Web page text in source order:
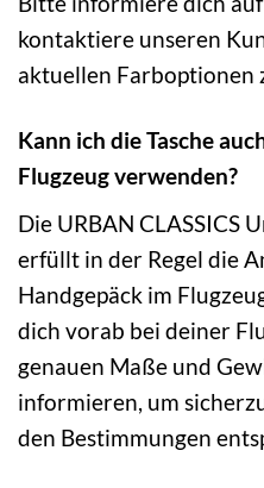
kontaktiere unseren
aktuellen Farboptionen
Kann ich die Tasche
Flugzeug verwenden?
Die URBAN CLASSICS
erfüllt in der Regel die
Handgepäck im
dich vorab bei deiner
genauen Maße und
informieren, um
den Bestimmungen